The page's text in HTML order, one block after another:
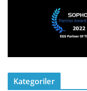
Kategoriler